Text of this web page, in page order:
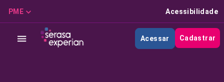
PME Acessibilidade
Acessar Cadastrar